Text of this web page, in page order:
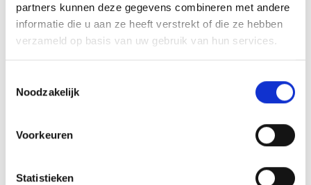
partners kunnen deze gegevens combineren met andere
informatie die u aan ze heeft verstrekt of die ze hebben
verzameld op basis van uw gebruik van hun services.
Noodzakelijk
Voorkeuren
Statistieken
Overwinning op Mierlo Hout